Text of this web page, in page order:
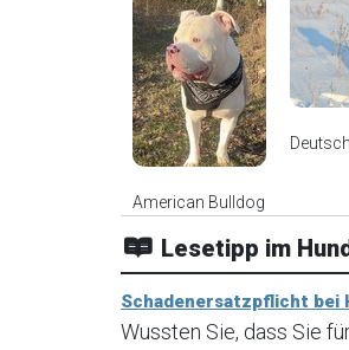
American Bulldog
Lesetipp im
Schadenersatzpflicht bei
Wussten Sie, dass Sie